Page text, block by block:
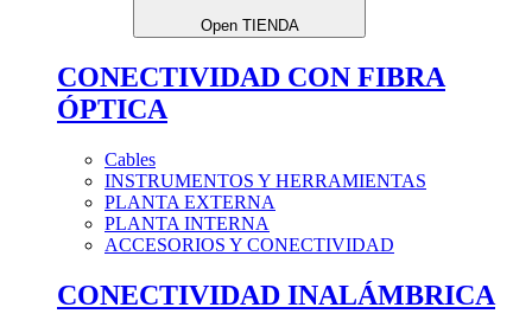
Open TIENDA
CONECTIVIDAD CON FIBRA
ÓPTICA
Cables
INSTRUMENTOS Y HERRAMIENTAS
PLANTA EXTERNA
PLANTA INTERNA
ACCESORIOS Y CONECTIVIDAD
CONECTIVIDAD INALÁMBRICA